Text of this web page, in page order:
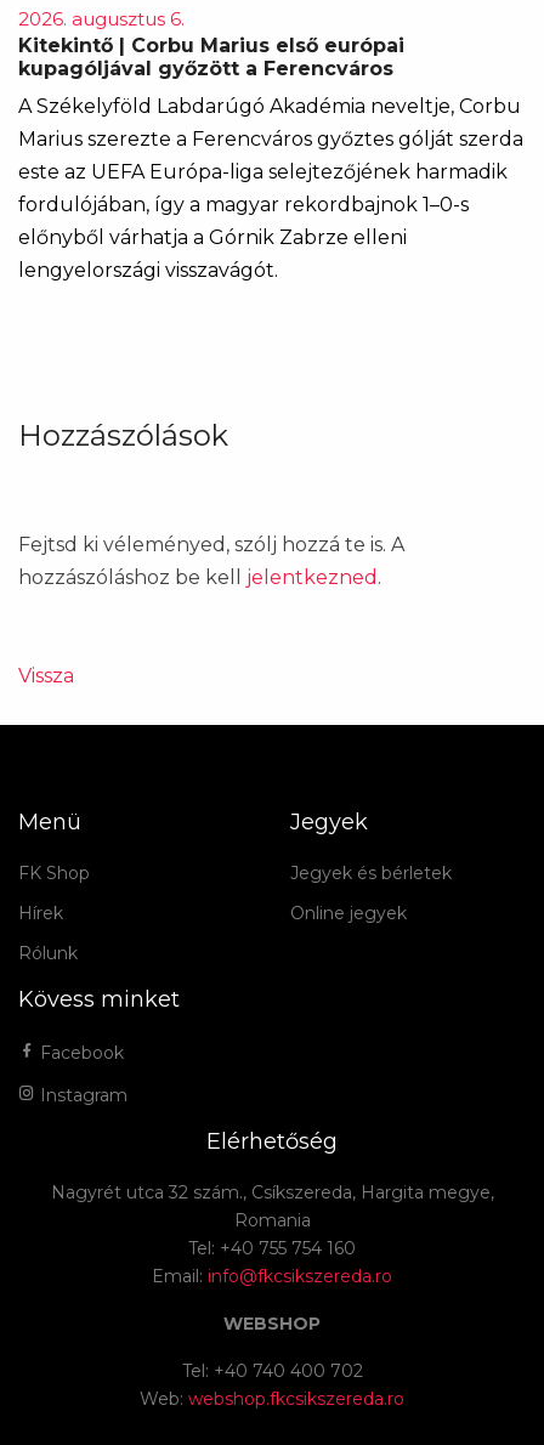
2026. augusztus 6.
Kitekintő | Corbu Marius első európai
kupagóljával győzött a Ferencváros
A Székelyföld Labdarúgó Akadémia neveltje, Corbu
Marius szerezte a Ferencváros győztes gólját szerda
este az UEFA Európa-liga selejtezőjének harmadik
fordulójában, így a magyar rekordbajnok 1–0-s
előnyből várhatja a Górnik Zabrze elleni
lengyelországi visszavágót.
Hozzászólások
Fejtsd ki véleményed, szólj hozzá te is. A
hozzászóláshoz be kell jelentkezned .
Vissza
Menü
FK Shop
Hírek
Rólunk
Jegyek
Jegyek és bérletek
Online jegyek
Kövess minket
Facebook
Instagram
Elérhetőség
Nagyrét utca 32 szám., Csíkszereda, Hargita megye,
Romania
Tel: +40 755 754 160
Email: info@fkcsikszereda.ro
WEBSHOP
Tel: +40 740 400 702
Web: webshop.fkcsikszereda.ro